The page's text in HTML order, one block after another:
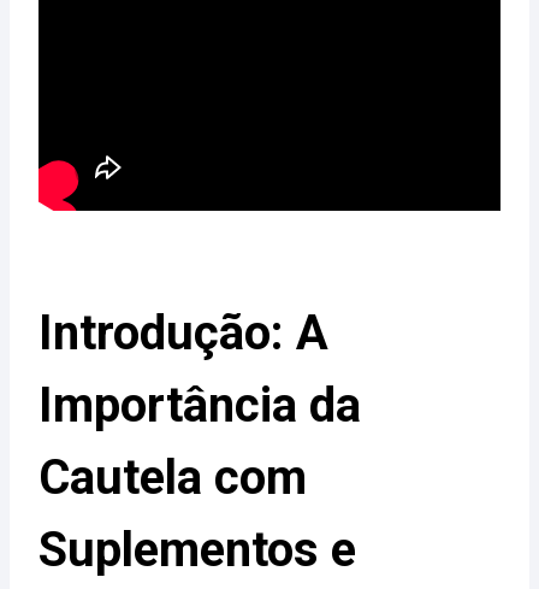
Introdução: A
Importância da
Cautela com
Suplementos e